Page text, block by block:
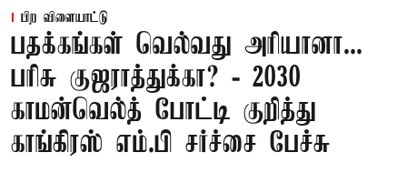
பிற விளையாட்டு
பதக்கங்கள் வெல்வது அரியானா...
பரிசு குஜராத்துக்கா? - 2030
காமன்வெல்த் போட்டி குறித்து
காங்கிரஸ் எம்.பி சர்ச்சை பேச்சு